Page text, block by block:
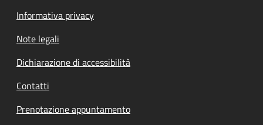
Informativa privacy
Note legali
Dichiarazione di accessibilità
Contatti
Prenotazione appuntamento